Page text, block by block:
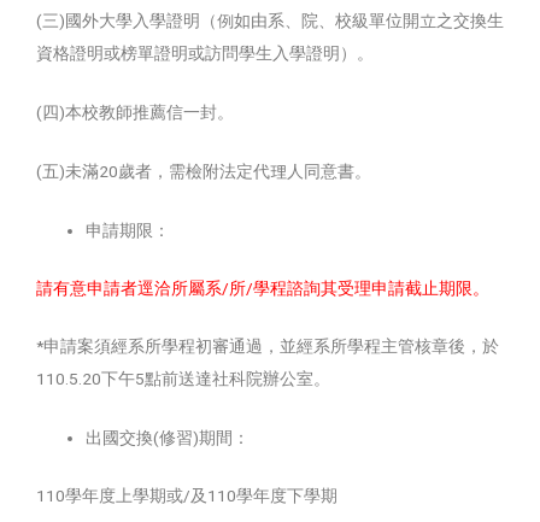
(三)國外大學入學證明（例如由系、院、校級單位開立之交換生
資格證明或榜單證明或訪問學生入學證明）。
(四)本校教師推薦信一封。
(五)未滿20歲者，需檢附法定代理人同意書。
申請期限：
請有意申請者逕洽所屬系/所/學程諮詢其受理申請截止期限。
*申請案須經系所學程初審通過，並經系所學程主管核章後，於
110.5.20下午5點前送達社科院辦公室。
出國交換(修習)期間：
110學年度上學期或/及110學年度下學期